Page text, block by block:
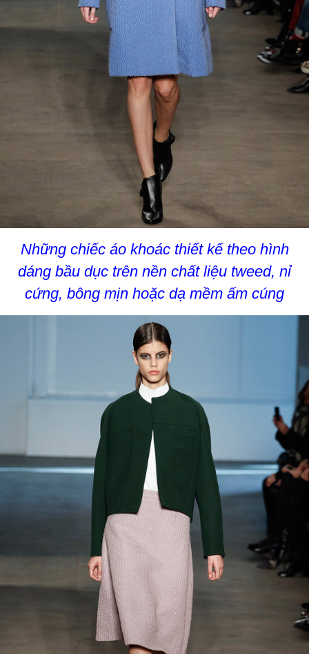
Những chiếc áo khoác thiết kế theo hình
dáng bầu dục trên nền chất liệu tweed, nỉ
cứng, bông mịn hoặc dạ mềm ấm cúng